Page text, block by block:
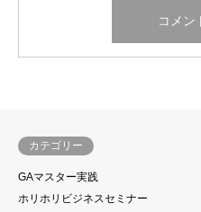
カテゴリー
GAマスター実践
ホリホリビジネスセミナー